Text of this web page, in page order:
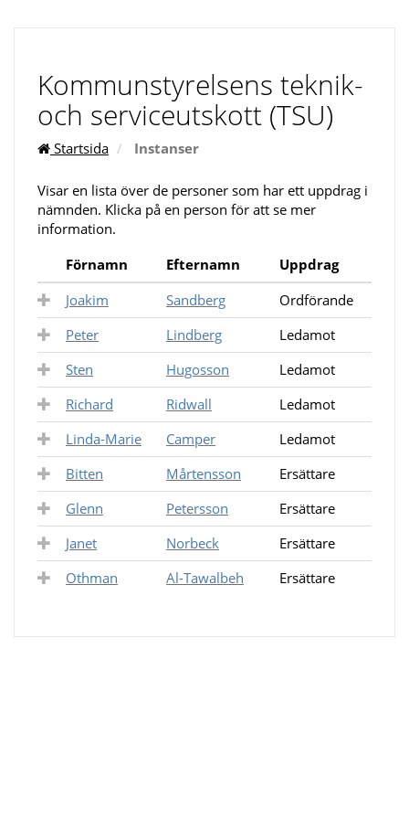
Kommunstyrelsens teknik-
och serviceutskott (TSU)
Startsida Instanser
Visar en lista över de personer som har ett uppdrag i
nämnden. Klicka på en person för att se mer
information.
Förnamn
Efternamn
Uppdrag
Joakim
Sandberg
Ordförande
Peter
Lindberg
Ledamot
Sten
Hugosson
Ledamot
Richard
Ridwall
Ledamot
Linda-Marie
Camper
Ledamot
Bitten
Mårtensson
Ersättare
Glenn
Petersson
Ersättare
Janet
Norbeck
Ersättare
Othman
Al-Tawalbeh Ersättare